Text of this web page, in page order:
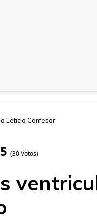
Leticia Confesor
(30 Votos)